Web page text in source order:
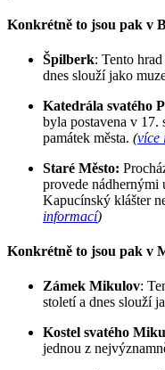
Konkrétně to jsou pak v
Špilberk: Tento
dnes slouží jako
Katedrála svatého
byla postavena v 17.
památek města. (více
Staré Město:
provede nádhernými
Kapucínský klášter
informací)
Konkrétně to jsou pak v
Zámek Mikulov:
století a dnes slouží
Kostel svatého
jednou z